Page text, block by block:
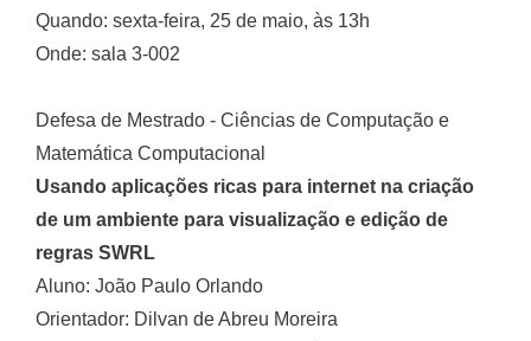
Quando: sexta-feira, 25 de maio, às 13h
Onde: sala 3-002
Defesa de Mestrado - Ciências de Computação e
Matemática Computacional
Usando aplicações ricas para internet na criação
de um ambiente para visualização e edição de
regras SWRL
Aluno: João Paulo Orlando
Orientador: Dilvan de Abreu Moreira